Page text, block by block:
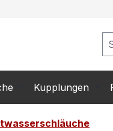
Kupplungen